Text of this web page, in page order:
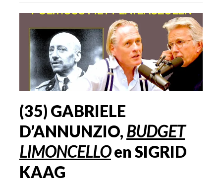
(35) GABRIELE
D’ANNUNZIO, BUDGET
LIMONCELLOen SIGRID
KAAG